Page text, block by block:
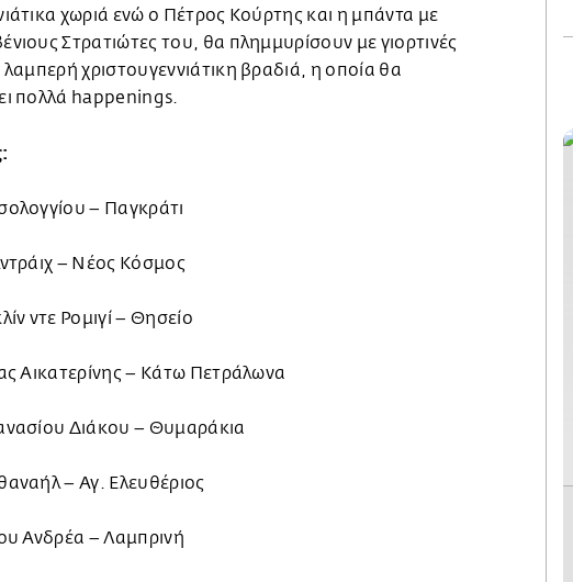
χωριά ενώ ο Πέτρος Κούρτης και η μπάντα με
Στρατιώτες του, θα πλημμυρίσουν με γιορτινές
λαμπερή χριστουγεννιάτικη βραδιά, η οποία θα
πολλά happenings.
– Παγκράτι
– Νέος Κόσμος
ντε Ρομιγί – Θησείο
Αικατερίνης – Κάτω Πετράλωνα
Διάκου – Θυμαράκια
– Αγ. Ελευθέριος
Ανδρέα – Λαμπρινή